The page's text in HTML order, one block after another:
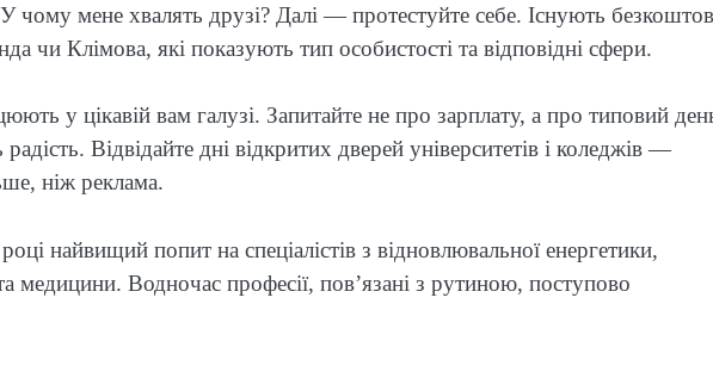
чому мене хвалять друзі? Далі — протестуйте себе. Існують
чи Клімова, які показують тип особистості та відповідні сфери.
у цікавій вам галузі. Запитайте не про зарплату, а про типовий
Відвідайте дні відкритих дверей університетів і коледжів —
ніж реклама.
найвищий попит на спеціалістів з відновлювальної енергетики,
медицини. Водночас професії, пов’язані з рутиною, поступово